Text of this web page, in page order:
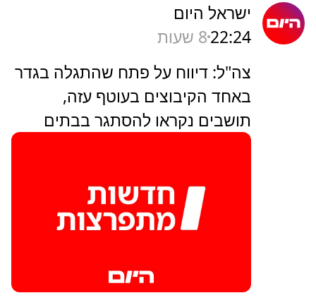
ישראל היום
22:248 שעות
צה"ל: דיווח על פתח שהתגלה בגדר
באחד הקיבוצים בעוטף עזה,
תושבים נקראו להסתגר בבתים